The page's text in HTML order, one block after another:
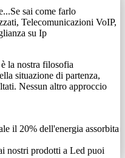
sai come farlo
Telecomunicazioni VoIP,
su Ip
la nostra filosofia
situazione di partenza,
Nessun altro approccio
il 20% dell'energia assorbita
nostri prodotti a Led puoi